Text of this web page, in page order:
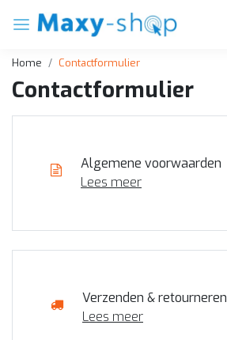
Home Contactformulier
Contactformulier
Algemene voorwaarden
Lees meer
Verzenden & retourneren
Lees meer